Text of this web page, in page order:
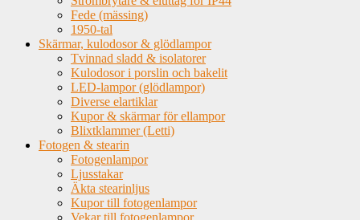
Fede (mässing)
1950-tal
Skärmar, kulodosor & glödlampor
Tvinnad sladd & isolatorer
Kulodosor i porslin och bakelit
LED-lampor (glödlampor)
Diverse elartiklar
Kupor & skärmar för ellampor
Blixtklammer (Letti)
Fotogen & stearin
Fotogenlampor
Ljusstakar
Äkta stearinljus
Kupor till fotogenlampor